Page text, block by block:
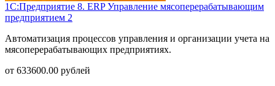
1С:Предприятие 8. ERP Управление мясоперерабатывающим
предприятием 2
Автоматизация процессов управления и организации учета на
мясоперерабатывающих предприятиях.
от 633600.00 рублей